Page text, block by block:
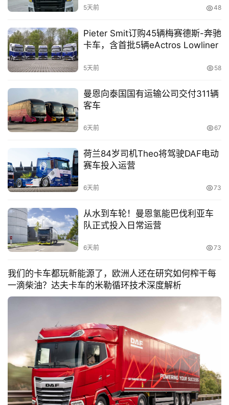
讯
视
频
专
题
区
登录 注册
5天前 48
Pieter Smit订购45辆梅赛德斯-奔驰
卡车，含首批5辆eActros Lowliner
5天前 58
曼恩向泰国国有运输公司交付311辆
客车
6天前 67
荷兰84岁司机Theo将驾驶DAF电动
赛车投入运营
6天前 73
从水到车轮！曼恩氢能巴伐利亚车
队正式投入日常运营
6天前 73
我们的卡车都玩新能源了，欧洲人还在研究如何榨干每
一滴柴油？达夫卡车的米勒循环技术深度解析